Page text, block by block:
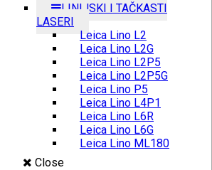
LINIJSKI I TAČKASTI
LASERI
Leica Lino L2
Leica Lino L2G
Leica Lino L2P5
Leica Lino L2P5G
Leica Lino P5
Leica Lino L4P1
Leica Lino L6R
Leica Lino L6G
Leica Lino ML180
Close